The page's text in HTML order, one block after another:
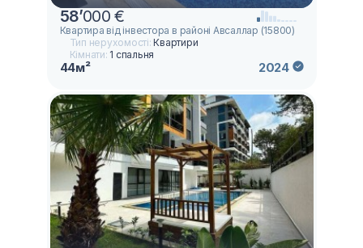
58’000 €
Квартира від інвестора в районі Авсаллар (15800)
Тип нерухомості:Квартири
Кімнати: 1 спальня
44м² 2024